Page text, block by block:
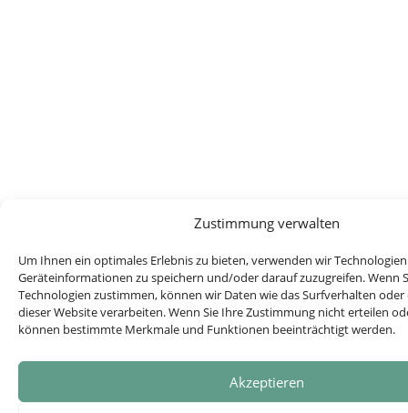
Zustimmung verwalten
Um Ihnen ein optimales Erlebnis zu bieten, verwenden wir
Geräteinformationen zu speichern und/oder darauf zuzugreifen. Wenn
Technologien zustimmen, können wir Daten wie das Surfverhalten oder
dieser Website verarbeiten. Wenn Sie Ihre Zustimmung nicht erteilen
können bestimmte Merkmale und Funktionen beeinträchtigt werden.
Akzeptieren